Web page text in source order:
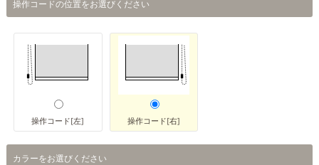
操作コードの位置をお選びください
操作コード[左] 操作コード[右]
カラーをお選びください